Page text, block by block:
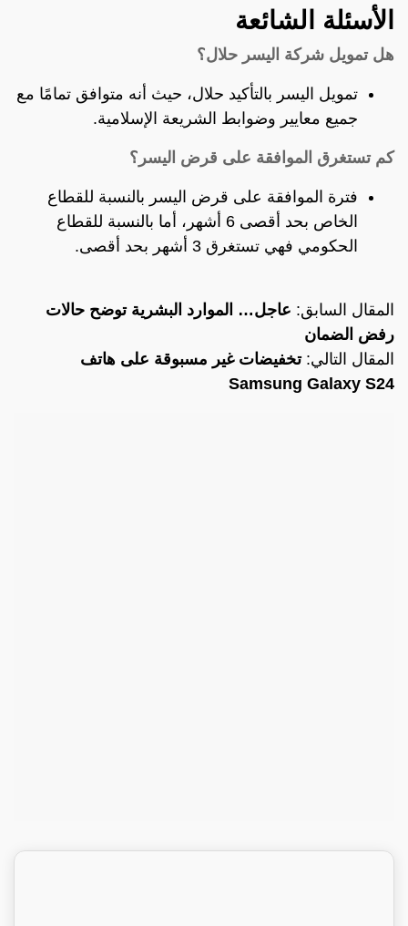
الأسئلة الشائعة
هل تمويل شركة اليسر حلال؟
تمويل اليسر بالتأكيد حلال، حيث أنه متوافق تمامًا مع
جميع معايير وضوابط الشريعة الإسلامية.
كم تستغرق الموافقة على قرض اليسر؟
فترة الموافقة على قرض اليسر بالنسبة للقطاع
الخاص بحد أقصى 6 أشهر، أما بالنسبة للقطاع
الحكومي فهي تستغرق 3 أشهر بحد أقصى.
المقال السابق: عاجل… الموارد البشرية توضح حالات
رفض الضمان
المقال التالي:تخفيضات غير مسبوقة على هاتف
Samsung Galaxy S24